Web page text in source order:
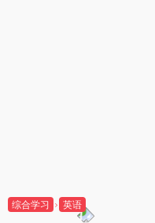
综合学习 英语